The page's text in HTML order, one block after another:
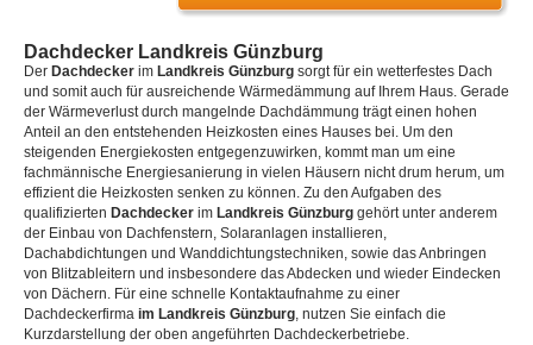
Dachdecker Landkreis Günzburg
Der Dachdecker im Landkreis Günzburg sorgt für ein wetterfestes Dach
und somit auch für ausreichende Wärmedämmung auf Ihrem Haus. Gerade
der Wärmeverlust durch mangelnde Dachdämmung trägt einen hohen
Anteil an den entstehenden Heizkosten eines Hauses bei. Um den
steigenden Energiekosten entgegenzuwirken, kommt man um eine
fachmännische Energiesanierung in vielen Häusern nicht drum herum, um
effizient die Heizkosten senken zu können. Zu den Aufgaben des
qualifizierten Dachdecker im Landkreis Günzburg gehört unter anderem
der Einbau von Dachfenstern, Solaranlagen installieren,
Dachabdichtungen und Wanddichtungstechniken, sowie das Anbringen
von Blitzableitern und insbesondere das Abdecken und wieder Eindecken
von Dächern. Für eine schnelle Kontaktaufnahme zu einer
Dachdeckerfirma im Landkreis Günzburg, nutzen Sie einfach die
Kurzdarstellung der oben angeführten Dachdeckerbetriebe.